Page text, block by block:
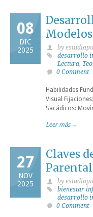
08
DIC
2025
by
desarrollo
Lectura,
0 Comment
Habilidades
Visual
Sacádicos:
Leer más →
27
NOV
2025
Claves
by
bienestar
desarrollo
0 Comment